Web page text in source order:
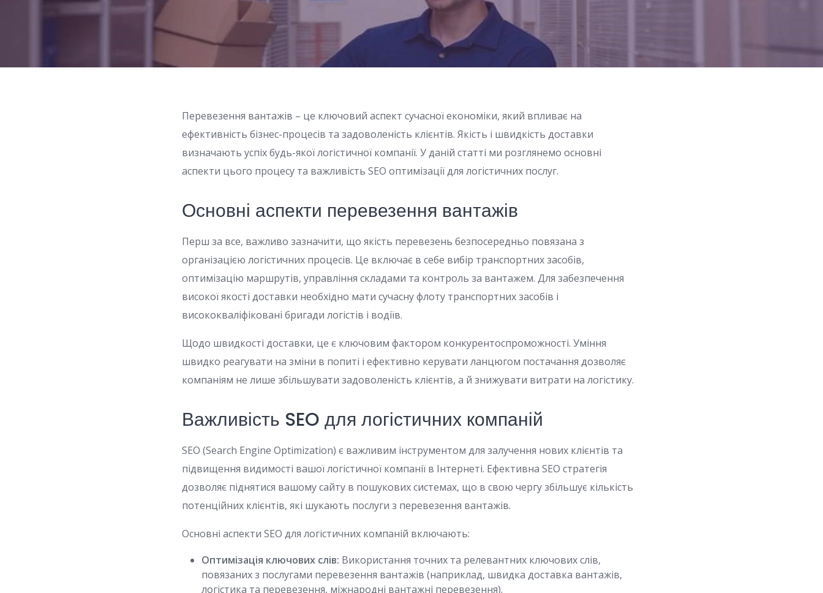
Перевезення вантажів – це ключовий аспект сучасної економіки, який впливає на
ефективність бізнес-процесів та задоволеність клієнтів. Якість і швидкість доставки
визначають успіх будь-якої логістичної компанії. У даній статті ми розглянемо основні
аспекти цього процесу та важливість SEO оптимізації для логістичних послуг.
Основні аспекти перевезення вантажів
Перш за все, важливо зазначити, що якість перевезень безпосередньо повязана з
організацією логістичних процесів. Це включає в себе вибір транспортних засобів,
оптимізацію маршрутів, управління складами та контроль за вантажем. Для забезпечення
високої якості доставки необхідно мати сучасну флоту транспортних засобів і
висококваліфіковані бригади логістів і водіїв.
Щодо швидкості доставки, це є ключовим фактором конкурентоспроможності. Уміння
швидко реагувати на зміни в попиті і ефективно керувати ланцюгом постачання дозволяє
компаніям не лише збільшувати задоволеність клієнтів, а й знижувати витрати на логістику.
Важливість SEO для логістичних компаній
SEO (Search Engine Optimization) є важливим інструментом для залучення нових клієнтів та
підвищення видимості вашої логістичної компанії в Інтернеті. Ефективна SEO стратегія
дозволяє піднятися вашому сайту в пошукових системах, що в свою чергу збільшує кількість
потенційних клієнтів, які шукають послуги з перевезення вантажів.
Основні аспекти SEO для логістичних компаній включають:
Оптимізація ключових слів: Використання точних та релевантних ключових слів,
повязаних з послугами перевезення вантажів (наприклад, швидка доставка вантажів,
логістика та перевезення, міжнародні вантажні перевезення).